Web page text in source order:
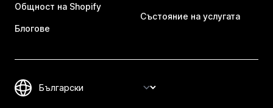
Общност на Shopify
Блогове
Състояние на услугата